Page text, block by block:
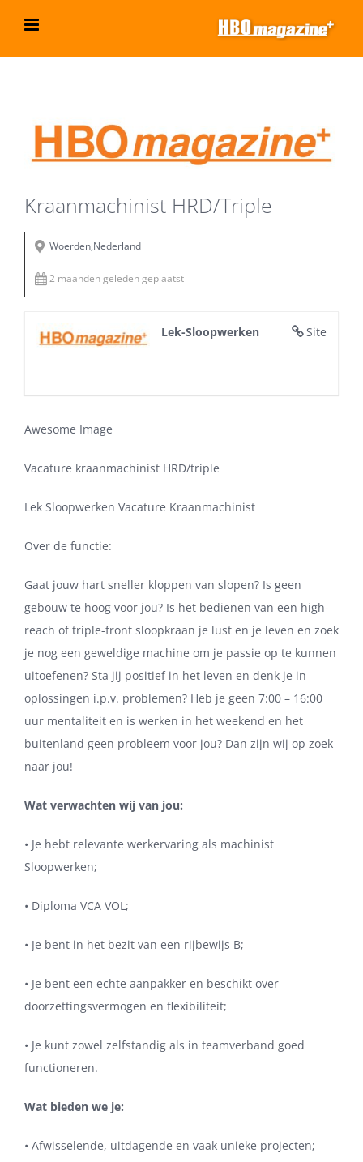
inhoud
grotere
afbeelding
Kraanmachinist HRD/Triple
Woerden,Nederland
2 maanden geleden geplaatst
Site
Lek-Sloopwerken
Awesome Image
Vacature kraanmachinist HRD/triple
Lek Sloopwerken Vacature Kraanmachinist
Over de functie:
Gaat jouw hart sneller kloppen van slopen? Is geen
gebouw te hoog voor jou? Is het bedienen van een high-
reach of triple-front sloopkraan je lust en je leven en zoek
je nog een geweldige machine om je passie op te kunnen
uitoefenen? Sta jij positief in het leven en denk je in
oplossingen i.p.v. problemen? Heb je geen 7:00 – 16:00
uur mentaliteit en is werken in het weekend en het
buitenland geen probleem voor jou? Dan zijn wij op zoek
naar jou!
Wat verwachten wij van jou:
• Je hebt relevante werkervaring als machinist
Sloopwerken;
• Diploma VCA VOL;
• Je bent in het bezit van een rijbewijs B;
• Je bent een echte aanpakker en beschikt over
doorzettingsvermogen en flexibiliteit;
• Je kunt zowel zelfstandig als in teamverband goed
functioneren.
Wat bieden we je:
• Afwisselende, uitdagende en vaak unieke projecten;